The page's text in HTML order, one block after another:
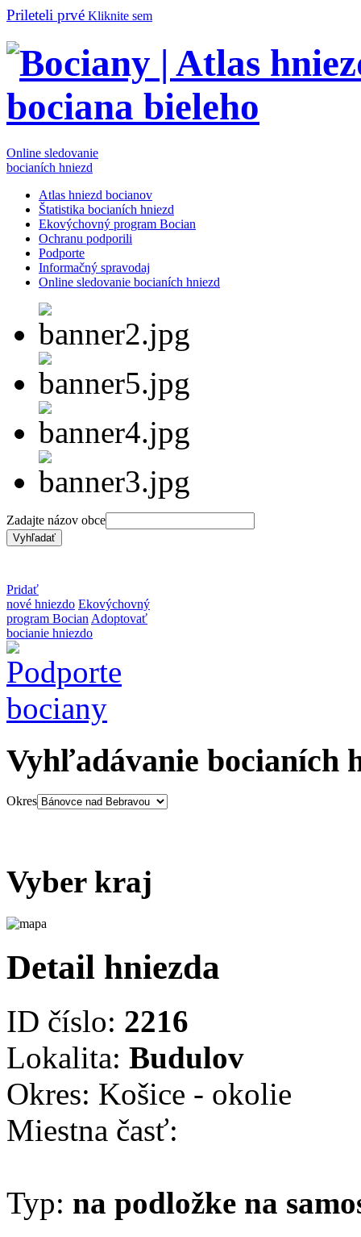
Prileteli prvé Kliknite sem
Online sledovanie
bocianích hniezd
Atlas hniezd bocianov
Štatistika bocianích hniezd
Ekovýchovný program Bocian
Ochranu podporili
Podporte
Informačný spravodaj
Online sledovanie bocianích hniezd
Zadajte názov obce
Pridať
nové hniezdo Ekovýchovný
program Bocian Adoptovať
bocianie hniezdo
Vyhľadávanie bocianích
Okres
Vyber kraj
Detail hniezda
ID číslo: 2216
Lokalita: Budulov
Okres: Košice - okolie
Miestna časť:
Typ: na podložke na